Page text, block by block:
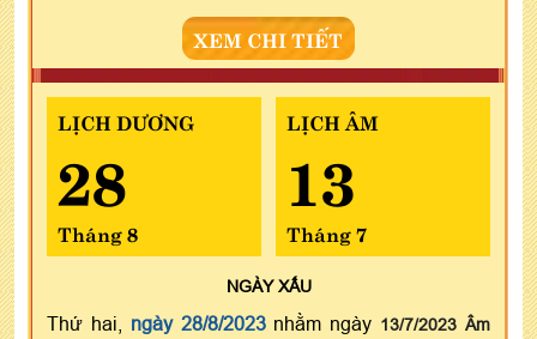
XEM CHI TIẾT
LỊCH DƯƠNG
28
Tháng 8
LỊCH ÂM
13
Tháng 7
NGÀYXẤU
Thứ hai, ngày 28/8/2023nhằm ngày 13/7/2023 Âm